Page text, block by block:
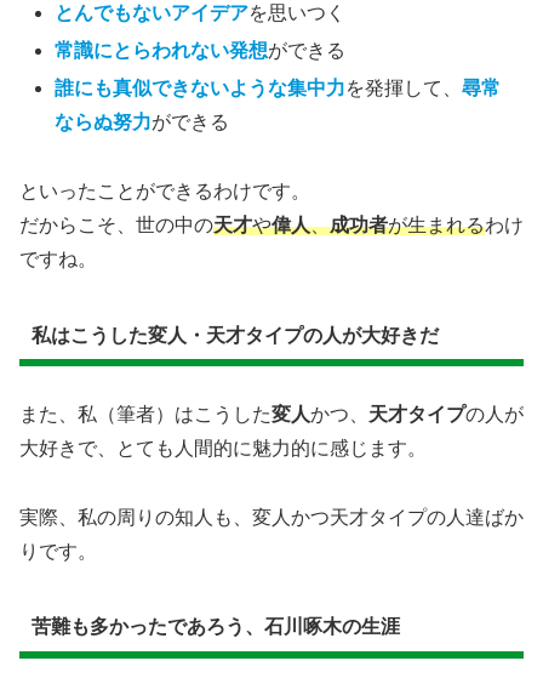
とんでもないアイデアを思いつく
常識にとらわれない発想ができる
誰にも真似できないような集中力を発揮して、尋常
ならぬ努力ができる
といったことができるわけです。
だからこそ、世の中の天才や偉人、成功者が生まれるわけ
ですね。
私はこうした変人・天才タイプの人が大好きだ
また、私（筆者）はこうした変人かつ、 天才タイプの人が
大好きで、とても人間的に魅力的に感じます。
実際、私の周りの知人も、変人かつ天才タイプの人達ばか
りです。
苦難も多かったであろう、石川啄木の生涯